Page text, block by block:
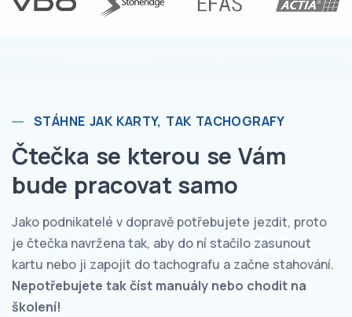
STÁHNE JAK KARTY, TAK TACHOGRAFY
Čtečka se kterou se Vám
bude pracovat samo
Jako podnikatelé v dopravě potřebujete jezdit, proto
je čtečka navržena tak, aby do ní stačilo zasunout
kartu nebo ji zapojit do tachografu a začne stahování.
Nepotřebujete tak číst manuály nebo chodit na
školení!